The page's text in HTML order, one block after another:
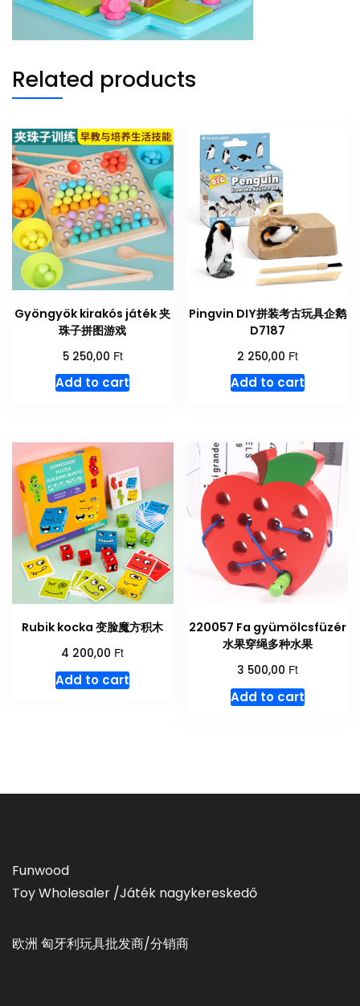
Related products
Gyöngyök kirakós játék 夹
珠子拼图游戏
5 250,00 Ft
Add to cart
Pingvin DIY拼装考古玩具企鹅
D7187
2 250,00 Ft
Add to cart
Rubik kocka 变脸魔方积木
4 200,00 Ft
Add to cart
220057 Fa gyümölcsfüzér
水果穿绳多种水果
3 500,00 Ft
Add to cart
Funwood
Toy Wholesaler /Játék nagykereskedő
欧洲 匈牙利玩具批发商/分销商